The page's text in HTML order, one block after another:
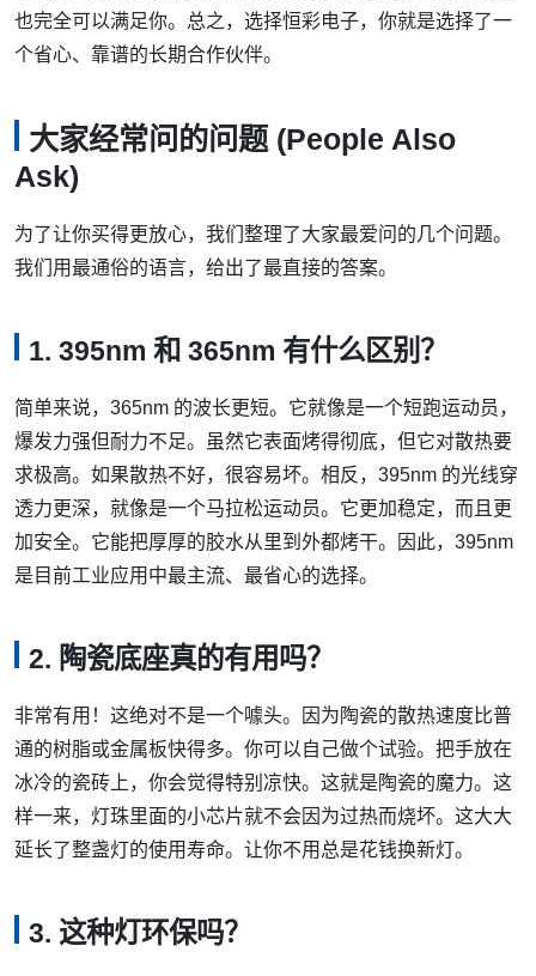
也完全可以满足你。总之，选择恒彩电子，你就是选择了一
个省心、靠谱的长期合作伙伴。
大家经常问的问题 (People Also
Ask)
为了让你买得更放心，我们整理了大家最爱问的几个问题。
我们用最通俗的语言，给出了最直接的答案。
1. 395nm 和 365nm 有什么区别？
简单来说，365nm 的波长更短。它就像是一个短跑运动员，
爆发力强但耐力不足。虽然它表面烤得彻底，但它对散热要
求极高。如果散热不好，很容易坏。相反，395nm 的光线穿
透力更深，就像是一个马拉松运动员。它更加稳定，而且更
加安全。它能把厚厚的胶水从里到外都烤干。因此，395nm
是目前工业应用中最主流、最省心的选择。
2. 陶瓷底座真的有用吗？
非常有用！这绝对不是一个噱头。因为陶瓷的散热速度比普
通的树脂或金属板快得多。你可以自己做个试验。把手放在
冰冷的瓷砖上，你会觉得特别凉快。这就是陶瓷的魔力。这
样一来，灯珠里面的小芯片就不会因为过热而烧坏。这大大
延长了整盏灯的使用寿命。让你不用总是花钱换新灯。
3. 这种灯环保吗？